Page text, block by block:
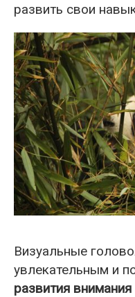
развить свои
Визуальные
увлекательным и
развития